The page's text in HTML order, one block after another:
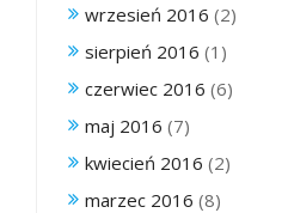
wrzesień 2016 (2)
sierpień 2016 (1)
czerwiec 2016 (6)
maj 2016 (7)
kwiecień 2016 (2)
marzec 2016 (8)